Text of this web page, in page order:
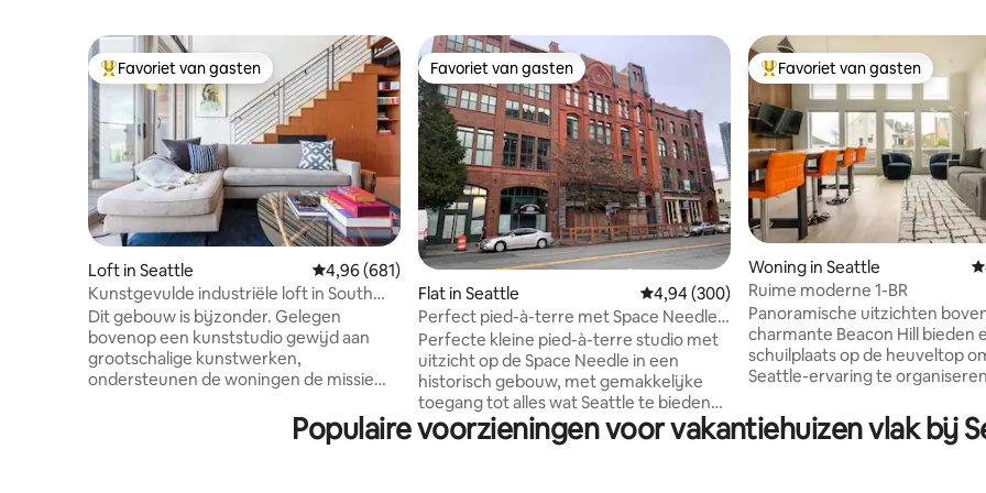
Topfavoriet van gasten
Favoriet van gasten
Loft in Seattle Gemiddelde beoordeling van 4,96 op 5, 681 recensies
4,96 (681)
Kunstgevulde industriële loft in South
Lake Union
Dit gebouw is bijzonder. Gelegen
bovenop een kunststudio gewijd aan
grootschalige kunstwerken,
ondersteunen de woningen de missie
twee verdiepingen, beschikt over 70
meter plein, plus een terras en toegang
Favoriet van gasten
Favoriet van gasten
Flat in Seattle Gemiddelde beoordeling van 4,94 op 5, 300
4,94 (300)
Perfect pied-à-terre met Space Needle-
uitzicht!
Perfecte kleine pied-à-terre studio met
uitzicht op de Space Needle in een
historisch gebouw, met gemakkelijke
toegang tot alles wat Seattle te bieden
heeft! Op slechts een korte wandeling
van Pike Place Market, de waterkant,
Topfavoriet van gasten
Favoriet van gasten
Woning in Seattle
Ruime moderne 1-BR
Panoramische uitzichten
charmante Beacon Hill bieden
schuilplaats op de heuveltop
Seattle-ervaring te
naar de stadions, en centraal
tussen verschillende
Populaire voorzieningen voor vakantiehuizen vlak bij